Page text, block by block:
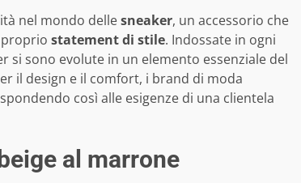
nel mondo dellesneaker, un accessorio che
statement di stile. Indossate in ogni
si sono evolute in un elemento essenziale del
il design e il comfort, i brand di moda
così alle esigenze di una clientela
al marrone